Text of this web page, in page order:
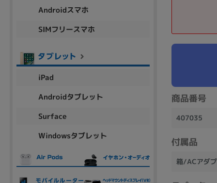
商品番号
407035
付属品
箱/ACアダ
Androidスマホ
SIMフリースマホ
iPad
Androidタブレット
Surface
Windowsタブレット
商品シリーズ名・ブランド名の絞り込み。
Thinkpad
aspire Inspiron
商品の搭載機能による絞り込み
Webカメラ内蔵